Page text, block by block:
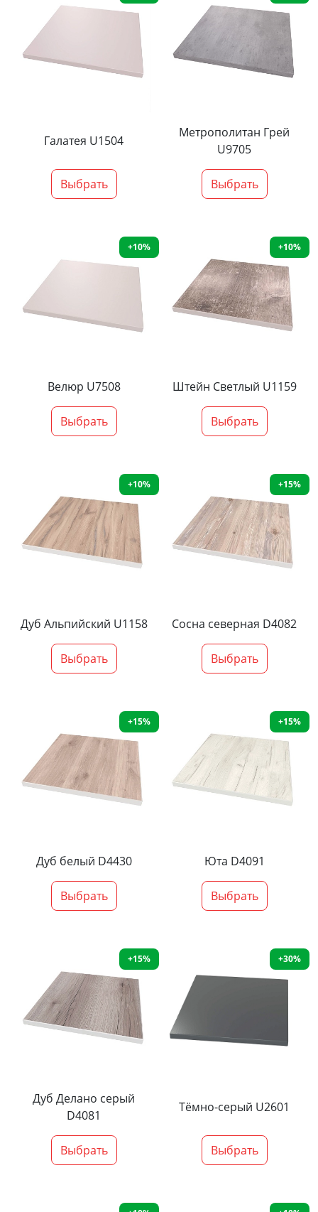
Галатея U1504
Выбрать
Метрополитан Грей
U9705
Выбрать
+10%
Велюр U7508
Выбрать
+10%
Штейн Светлый U1159
Выбрать
+10%
Дуб Альпийский U1158
Выбрать
+15%
Сосна северная D4082
Выбрать
+15%
Дуб белый D4430
Выбрать
+15%
Юта D4091
Выбрать
+15%
Дуб Делано серый
D4081
Выбрать
+30%
Тёмно-серый U2601
Выбрать